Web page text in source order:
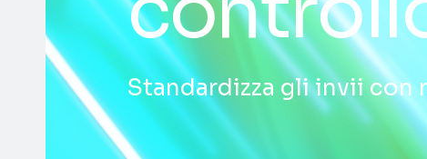
Standardizza gli invii